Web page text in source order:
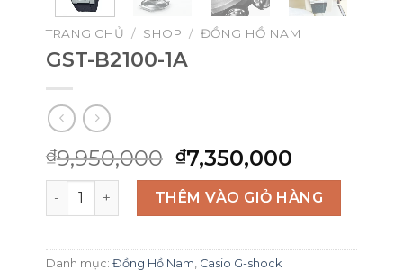
TRANG CHỦ / SHOP / ĐỒNG HỒ NAM
GST-B2100-1A
₫9,950,000 Giá
gốc
là:
₫9,950,000.
₫7,350,000
hiện
tại
là:
GST-B2100-1A số lượngTHÊM VÀO GIỎ HÀNG
Danh mục: Đồng Hồ Nam Casio G-shock